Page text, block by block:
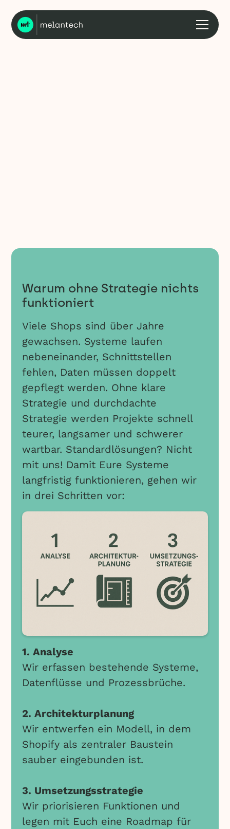
Warum ohne Strategie nichts
funktioniert
Viele Shops sind über Jahre
gewachsen. Systeme laufen
nebeneinander, Schnittstellen
fehlen, Daten müssen doppelt
gepflegt werden. Ohne klare
Strategie und durchdachte
Strategie werden Projekte schnell
teurer, langsamer und schwerer
wartbar. Standardlösungen? Nicht
mit uns! Damit Eure Systeme
langfristig funktionieren, gehen wir
in drei Schritten vor:
1. Analyse
Wir erfassen bestehende Systeme,
Datenflüsse und Prozessbrüche.
2. Architekturplanung
Wir entwerfen ein Modell, in dem
Shopify als zentraler Baustein
sauber eingebunden ist.
3. Umsetzungsstrategie
Wir priorisieren Funktionen und
legen mit Euch eine Roadmap für